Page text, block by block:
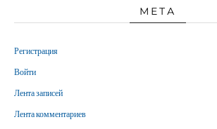
МЕТА
Регистрация
Войти
Лента записей
Лента комментариев